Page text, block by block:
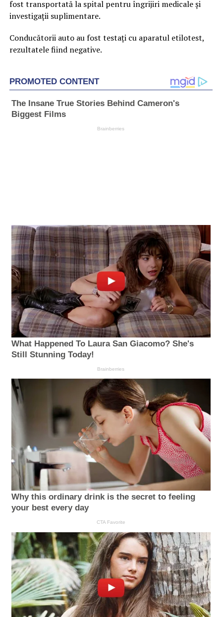
fost transportată la spital pentru îngrijiri medicale și
investigații suplimentare.
Conducătorii auto au fost testați cu aparatul etilotest,
rezultatele fiind negative.